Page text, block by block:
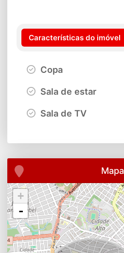
Características do imóvel
Copa
Sala de estar
Sala de TV
Mapa
+
-